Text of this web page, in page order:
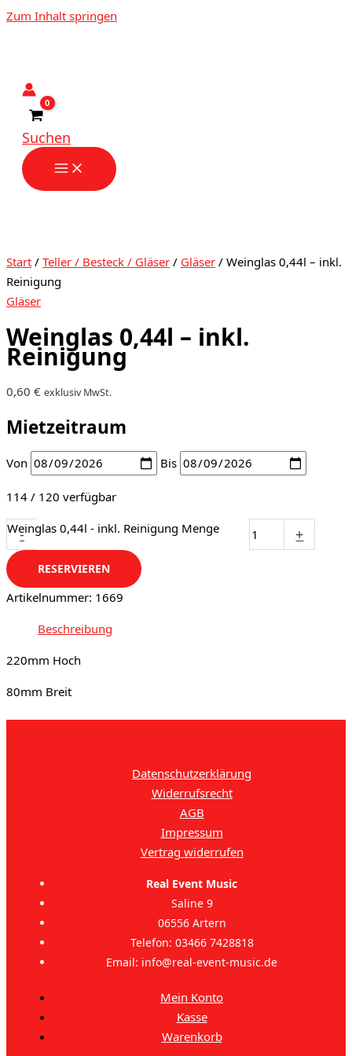
Zum Inhalt springen
Suchen
Start / Teller / Besteck / Gläser / Gläser / Weinglas 0,44l – inkl.
Reinigung
Gläser
Weinglas 0,44l – inkl.
Reinigung
0,60 € exklusiv MwSt.
Mietzeitraum
Von Bis
114 / 120 verfügbar
-
Weinglas 0,44l - inkl. Reinigung Menge +
RESERVIEREN
Artikelnummer: 1669
Beschreibung
220mm Hoch
80mm Breit
Datenschutzerklärung
Widerrufsrecht
AGB
Impressum
Vertrag widerrufen
Real Event Music
Saline 9
06556 Artern
Telefon: 03466 7428818
Email: info@real-event-music.de
Mein Konto
Kasse
Warenkorb